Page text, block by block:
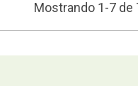
Mostrando 1-7 de